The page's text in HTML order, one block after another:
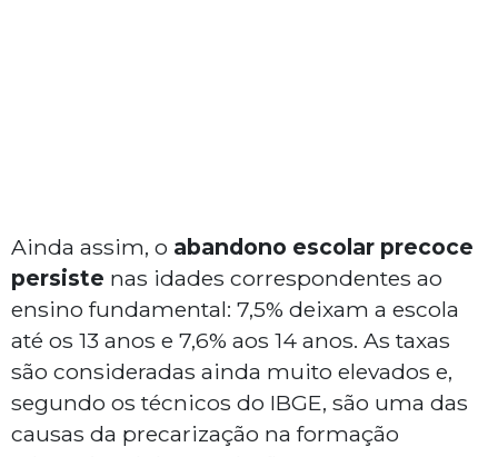
Ainda assim, o abandono escolar precoce
persiste nas idades correspondentes ao
ensino fundamental: 7,5% deixam a escola
até os 13 anos e 7,6% aos 14 anos. As taxas
são consideradas ainda muito elevados e,
segundo os técnicos do IBGE, são uma das
causas da precarização na formação